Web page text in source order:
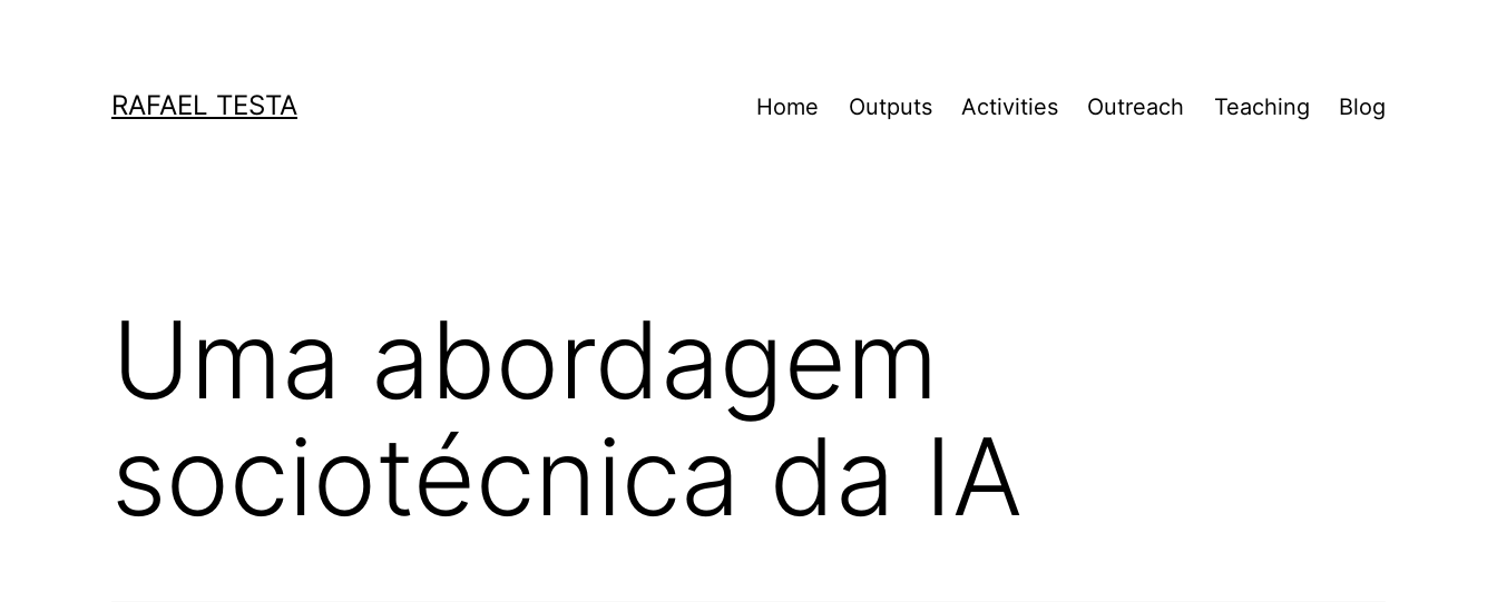
RAFAEL TESTA Home Outputs Activities Outreach Teaching Blog
Uma abordagem
sociotécnica da IA